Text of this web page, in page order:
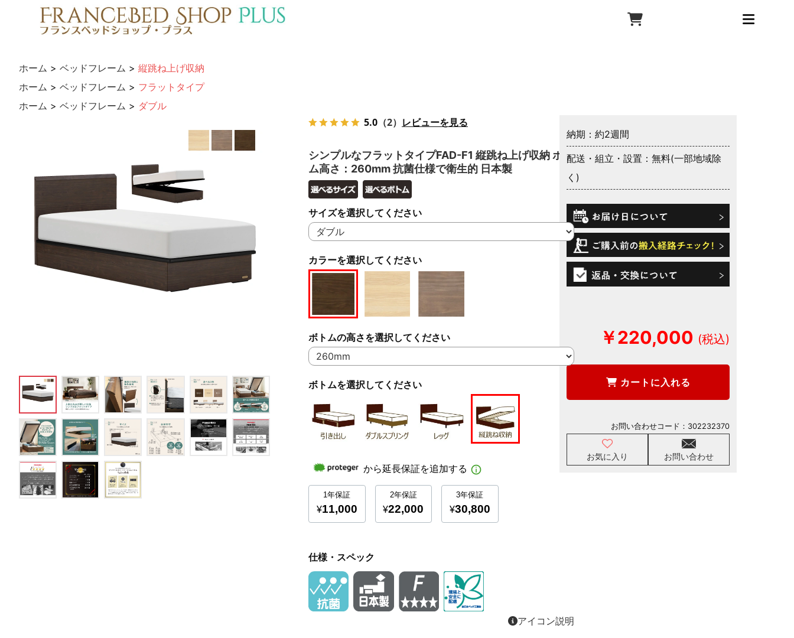
ホーム > ベッドフレーム > 縦跳ね上げ収納
ホーム > ベッドフレーム > フラットタイプ
ホーム > ベッドフレーム > ダブル
5.0 （2） レビューを見る
シンプルなフラットタイプFAD-F1 縦跳ね上げ収納 ボト
ム高さ：260mm 抗菌仕様で衛生的 日本製
カラーを選択してください
サイズを選択してください
ボトムの高さを選択してください
ボトムを選択してください
仕様・スペック
アイコン説明
納期：約2週間
配送・組立・設置：無料(一部地域除
く)
￥220,000
カートに入れる
お気に入り お問い合わせ
お問い合わせコード： 302232370